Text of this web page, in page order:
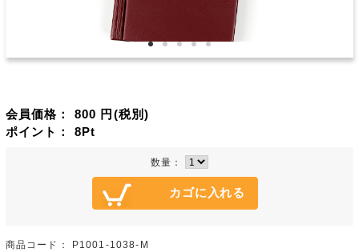
会員価格： 800 円(税別)
ポイント： 8Pt
数量：
商品コード： P1001-1038-M